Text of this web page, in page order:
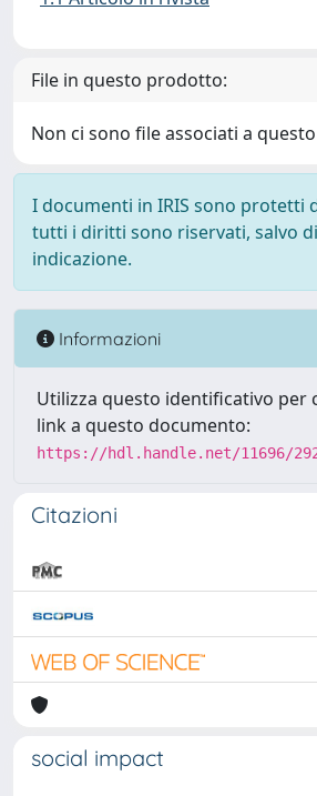
File in questo prodotto:
Non ci sono file associati a
I documenti in IRIS sono protetti
tutti i diritti sono riservati, salvo
indicazione.
Informazioni
Utilizza questo identificativo per
link a questo documento:
https://hdl.handle.net/11696/
Citazioni
social impact